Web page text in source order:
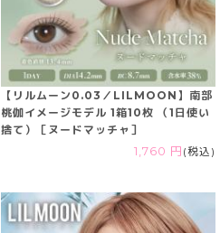
【リルムーン0.03／LILMOON】南部
桃伽イメージモデル 1箱10枚 （1日使い
捨て）［ヌードマッチャ］
1,760 円 (税込)